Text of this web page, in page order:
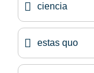
ciencia
estas quo